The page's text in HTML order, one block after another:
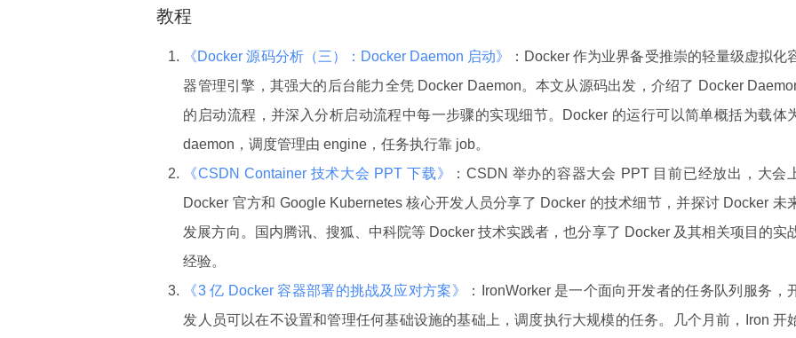
教程
《Docker 源码分析（三）：Docker Daemon 启动》
：Docker 作为业界备受推崇的轻量级虚拟化
器管理引擎，其强大的后台能力全凭 Docker Daemon。本文从源码出发，介绍了 Docker
的启动流程，并深入分析启动流程中每一步骤的实现细节。Docker 的运行可以简单概括为载体
daemon，调度管理由 engine，任务执行靠 job。
《CSDN Container 技术大会 PPT 下载》
：CSDN 举办的容器大会 PPT 目前已经放出，大会
Docker 官方和 Google Kubernetes 核心开发人员分享了 Docker 的技术细节，并探讨 Docker 未
发展方向。国内腾讯、搜狐、中科院等 Docker 技术实践者，也分享了 Docker 及其相关项目的实
经验。
《3 亿 Docker 容器部署的挑战及应对方案》
：IronWorker 是一个面向开发者的任务队列服务，
发人员可以在不设置和管理任何基础设施的基础上，调度执行大规模的任务。几个月前，Iron 开